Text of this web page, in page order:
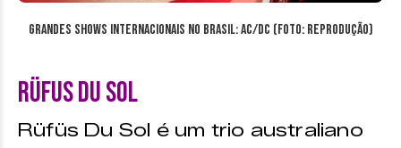
Grandes Shows Internacionais no Brasil: AC/DC (Foto: reprodução)
Rüfus du Sol
Rüfüs Du Sol é um trio australiano